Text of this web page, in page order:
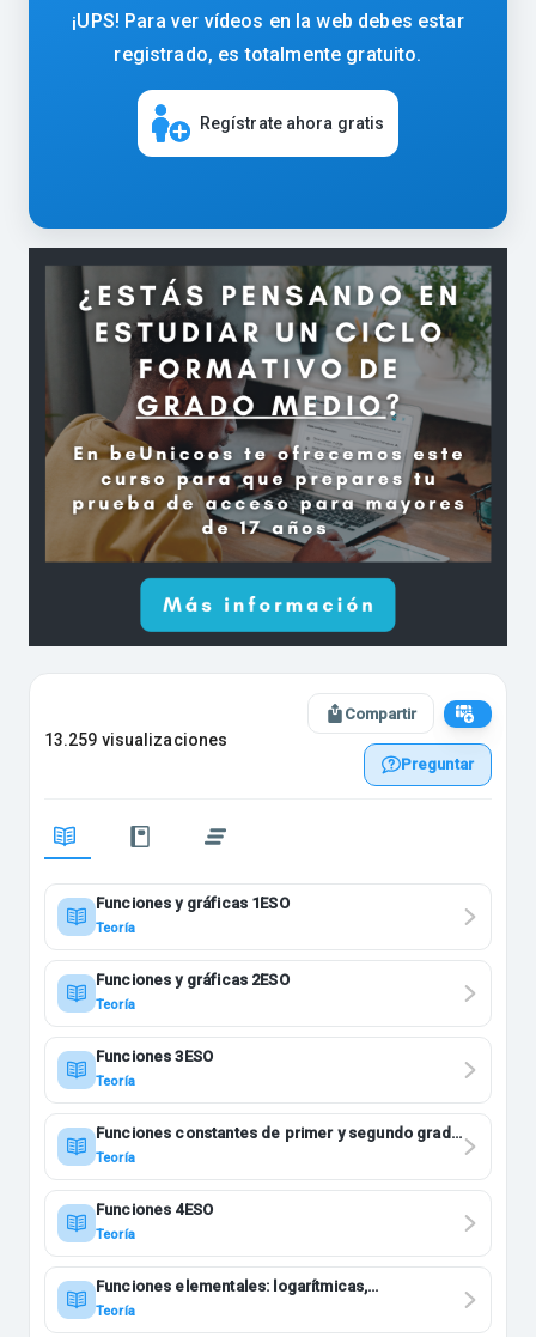
¡UPS! Para ver vídeos en la web debes estar
registrado, es totalmente gratuito.
Regístrate ahora gratis
13.259 visualizaciones
Compartir
Preguntar
Funciones y gráficas 1ESO
Teoría
Funciones y gráficas 2ESO
Teoría
Funciones 3ESO
Teoría
Funciones constantes de primer y segundo grado
3ESO
Teoría
Funciones 4ESO
Teoría
Funciones elementales: logarítmicas,
exponenciales e inversas 4ESO
Teoría